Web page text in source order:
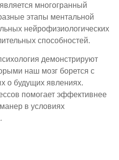
является многогранный
этапы ментальной
нейрофизиологических
способностей.
демонстрируют
наш мозг борется с
о будущих явлениях.
помогает эффективнее
в условиях